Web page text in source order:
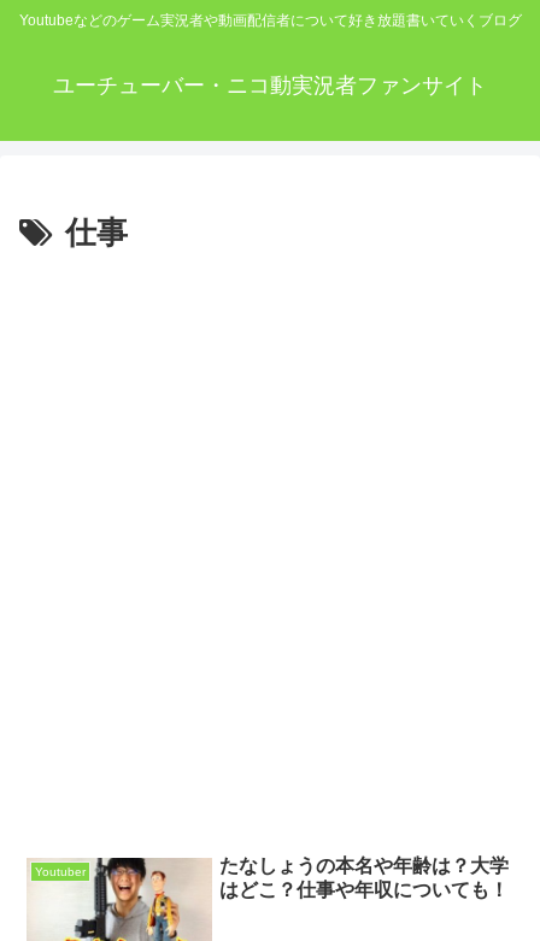
Youtubeなどのゲーム実況者や動画配信者について好き放題書いていくブログ
ユーチューバー・ニコ動実況者ファンサイト
仕事
Youtuber
たなしょうの本名や年齢は？大学
はどこ？仕事や年収についても！